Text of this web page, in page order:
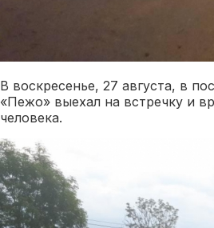
В воскресенье, 27 августа, в
«Пежо» выехал на встречку и
человека.